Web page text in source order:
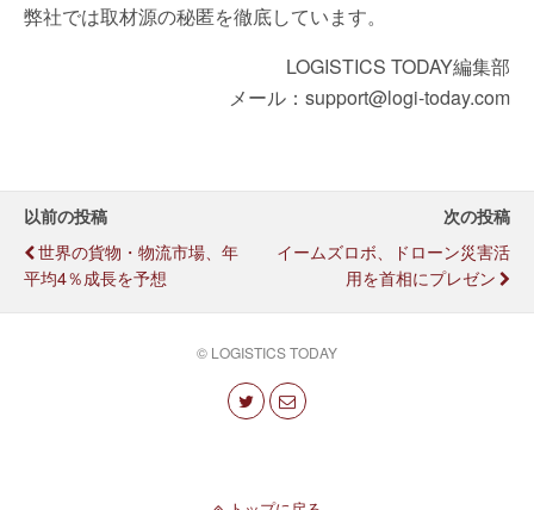
弊社では取材源の秘匿を徹底しています。
LOGISTICS TODAY編集部
メール：support@logi-today.com
以前の投稿
世界の貨物・物流市場、年
平均4％成長を予想
次の投稿
イームズロボ、ドローン災害活
用を首相にプレゼン
© LOGISTICS TODAY